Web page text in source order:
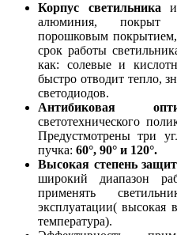
Корпус светильника
алюминия, покрыт
порошковым покрытием,
срок работы
как: солевые и
быстро отводит тепло,
светодиодов.
Антибиковая
светотехнического
Предустмотрены три
пучка: 60°, 90° и 120°.
Высокая степень
широкий диапазон
применять
эксплуатации( высокая
температура).